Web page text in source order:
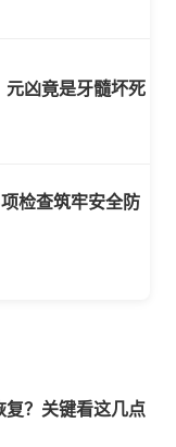
凶竟是牙髓坏死
检查筑牢安全防
？关键看这几点